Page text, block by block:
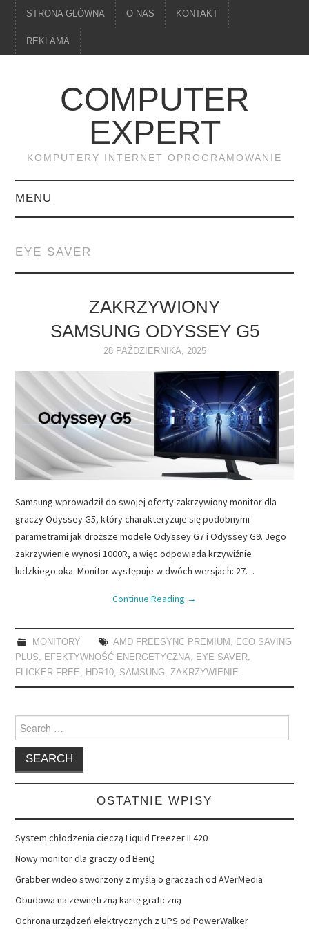
STRONA GŁÓWNA O NAS KONTAKT
REKLAMA
COMPUTER
EXPERT
KOMPUTERY INTERNET OPROGRAMOWANIE
MENU
MONITORY
NAPĘDY
OPROGRAMOWANIE
INTERNET
EYE SAVER
ZAKRZYWIONY
SAMSUNG ODYSSEY G5
28 PAŹDZIERNIKA, 2025
Samsung wprowadził do swojej oferty zakrzywiony monitor dla
graczy Odyssey G5, który charakteryzuje się podobnymi
parametrami jak droższe modele Odyssey G7 i Odyssey G9. Jego
zakrzywienie wynosi 1000R, a więc odpowiada krzywiźnie
ludzkiego oka. Monitor występuje w dwóch wersjach: 27…
Continue Reading →
MONITORY AMD FREESYNC PREMIUM , ECO SAVING
PLUS, EFEKTYWNOŚĆ ENERGETYCZNA, EYE SAVER,
FLICKER-FREE, HDR10, SAMSUNG,ZAKRZYWIENIE
Search
for:
OSTATNIE WPISY
System chłodzenia cieczą Liquid Freezer II 420
Nowy monitor dla graczy od BenQ
Grabber wideo stworzony z myślą o graczach od AVerMedia
Obudowa na zewnętrzną kartę graficzną
Ochrona urządzeń elektrycznych z UPS od PowerWalker